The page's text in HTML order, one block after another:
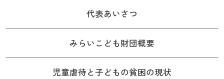
代表あいさつ
みらいこども財団概要
児童虐待と子どもの貧困の現状